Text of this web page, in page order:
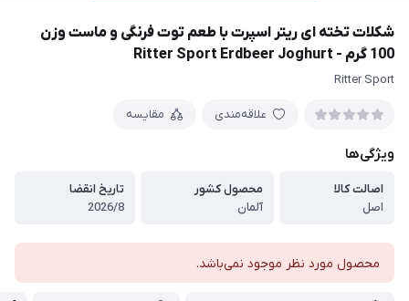
شکلات تخته ای ریتر اسپرت با طعم توت فرنگی و ماست وزن
100 گرم - Ritter Sport Erdbeer Joghurt
Ritter Sport
علاقه‌مندی مقایسه
ویژگی‌ها
اصالت کالا
اصل
محصول کشور
آلمان
تاریخ انقضا
2026/8
محصول مورد نظر موجود نمی‌باشد.